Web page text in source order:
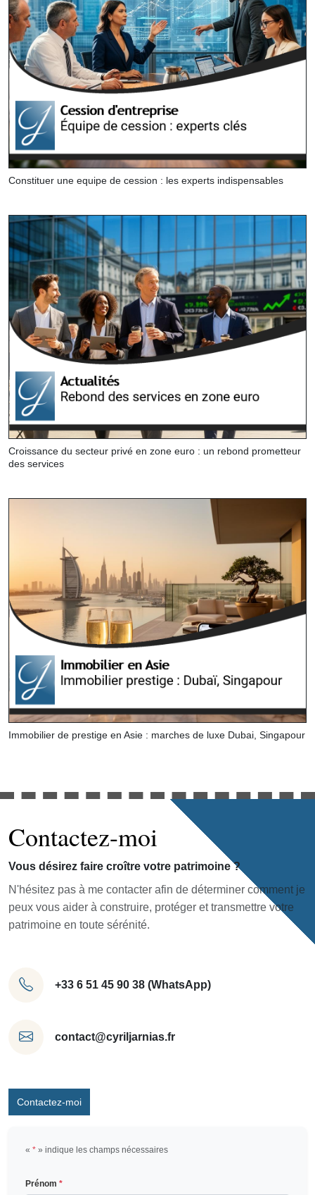
Constituer une equipe de cession : les experts indispensables
Croissance du secteur privé en zone euro : un rebond prometteur
des services
Immobilier de prestige en Asie : marches de luxe Dubai, Singapour
Contactez-moi
Vous désirez faire croître votre patrimoine ?
N'hésitez pas à me contacter afin de déterminer comment je
peux vous aider à construire, protéger et transmettre votre
patrimoine en toute sérénité.
+33 6 51 45 90 38 (WhatsApp)
contact@cyriljarnias.fr
Contactez-moi
« * » indique les champs nécessaires
Prénom *